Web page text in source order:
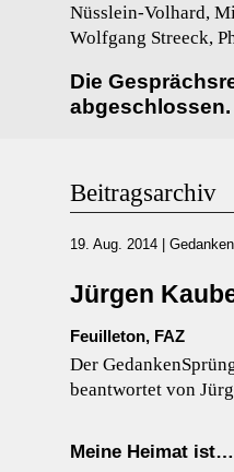
Nüsslein-Volhard,
Wolfgang Streeck,
Die
abgeschlossen.
Beitragsarchiv
19. Aug. 2014 |
Jürgen
Feuilleton, FAZ
Der
beantwortet von
Meine Heimat ist…